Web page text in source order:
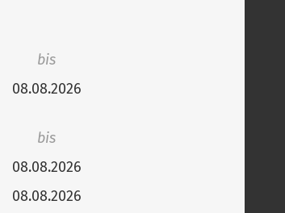
bis
08.08.2026
bis
08.08.2026
08.08.2026